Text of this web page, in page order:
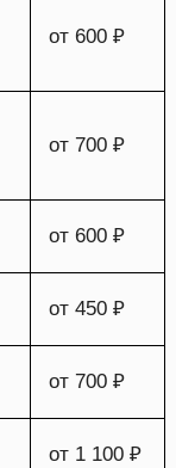
от 600 ₽
от 700 ₽
от 600 ₽
от 450 ₽
от 700 ₽
от 1 100 ₽